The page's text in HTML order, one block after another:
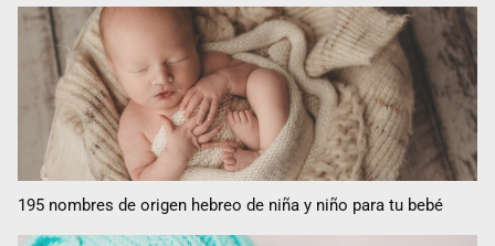
195 nombres de origen hebreo de niña y niño para tu bebé